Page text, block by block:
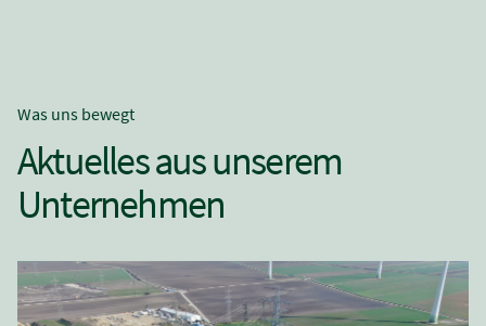
Was uns bewegt
Aktuelles aus unserem
Unternehmen